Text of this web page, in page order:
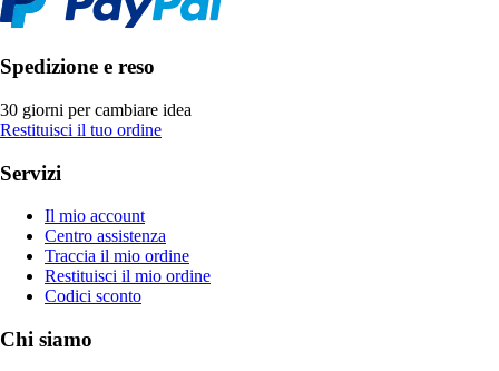
Spedizione e reso
30 giorni per cambiare idea
Restituisci il tuo ordine
Servizi
Il mio account
Centro assistenza
Traccia il mio ordine
Restituisci il mio ordine
Codici sconto
Chi siamo